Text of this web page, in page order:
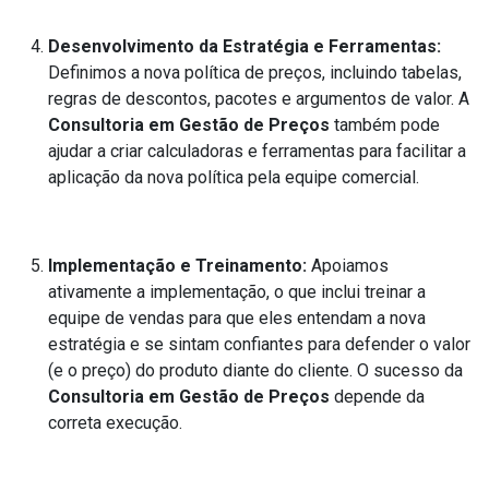
Desenvolvimento da Estratégia e Ferramentas:
Definimos a nova política de preços, incluindo tabelas,
regras de descontos, pacotes e argumentos de valor. A
Consultoria em Gestão de Preços também pode
ajudar a criar calculadoras e ferramentas para facilitar a
aplicação da nova política pela equipe comercial.
Implementação e Treinamento: Apoiamos
ativamente a implementação, o que inclui treinar a
equipe de vendas para que eles entendam a nova
estratégia e se sintam confiantes para defender o valor
(e o preço) do produto diante do cliente. O sucesso da
Consultoria em Gestão de Preços depende da
correta execução.